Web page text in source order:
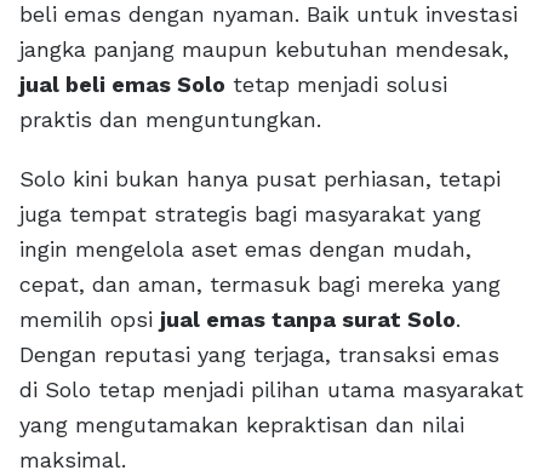
beli emas dengan nyaman. Baik untuk investasi
jangka panjang maupun kebutuhan mendesak,
jual beli emas Solo tetap menjadi solusi
praktis dan menguntungkan.
Solo kini bukan hanya pusat perhiasan, tetapi
juga tempat strategis bagi masyarakat yang
ingin mengelola aset emas dengan mudah,
cepat, dan aman, termasuk bagi mereka yang
memilih opsi jual emas tanpa surat Solo.
Dengan reputasi yang terjaga, transaksi emas
di Solo tetap menjadi pilihan utama masyarakat
yang mengutamakan kepraktisan dan nilai
maksimal.